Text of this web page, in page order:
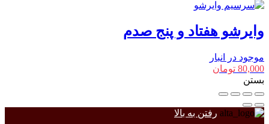
وایرشو هفتاد و پنج صدم
موجود در انبار
80,000 تومان
بستن
رفتن به بالا